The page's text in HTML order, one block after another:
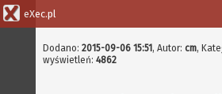
eXec.pl
Dodano: 2015-09-06 15:51 , Autor: cm,
wyświetleń: 4862